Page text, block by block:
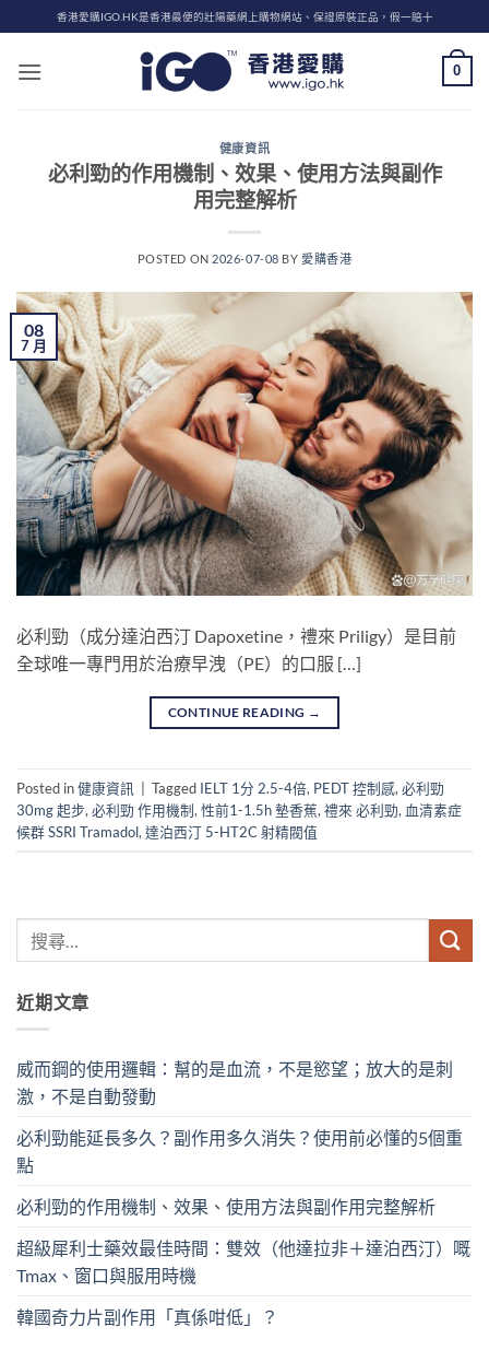
to
content
香港愛購IGO.HK是香港最便的壯陽藥網上購物網站、保證原裝正品，假一賠十
0
健康資訊
必利勁的作用機制、效果、使用方法與副作
用完整解析
POSTED ON 2026-07-08 BY愛購香港
08
7 月
必利勁（成分達泊西汀 Dapoxetine，禮來 Priligy）是目前
全球唯一專門用於治療早洩（PE）的口服 […]
CONTINUE READING →
Posted in健康資訊 Tagged IELT 1分 2.5-4倍, PEDT 控制感, 必利勁
30mg 起步, 必利勁 作用機制, 性前1-1.5h 墊香蕉, 禮來 必利勁, 血清素症
候群 SSRI Tramadol, 達泊西汀 5-HT2C 射精閥值
近期文章
威而鋼的使用邏輯：幫的是血流，不是慾望；放大的是刺
激，不是自動發動
必利勁能延長多久？副作用多久消失？使用前必懂的5個重
點
必利勁的作用機制、效果、使用方法與副作用完整解析
超級犀利士藥效最佳時間：雙效（他達拉非＋達泊西汀）嘅
Tmax、窗口與服用時機
韓國奇力片副作用「真係咁低」？